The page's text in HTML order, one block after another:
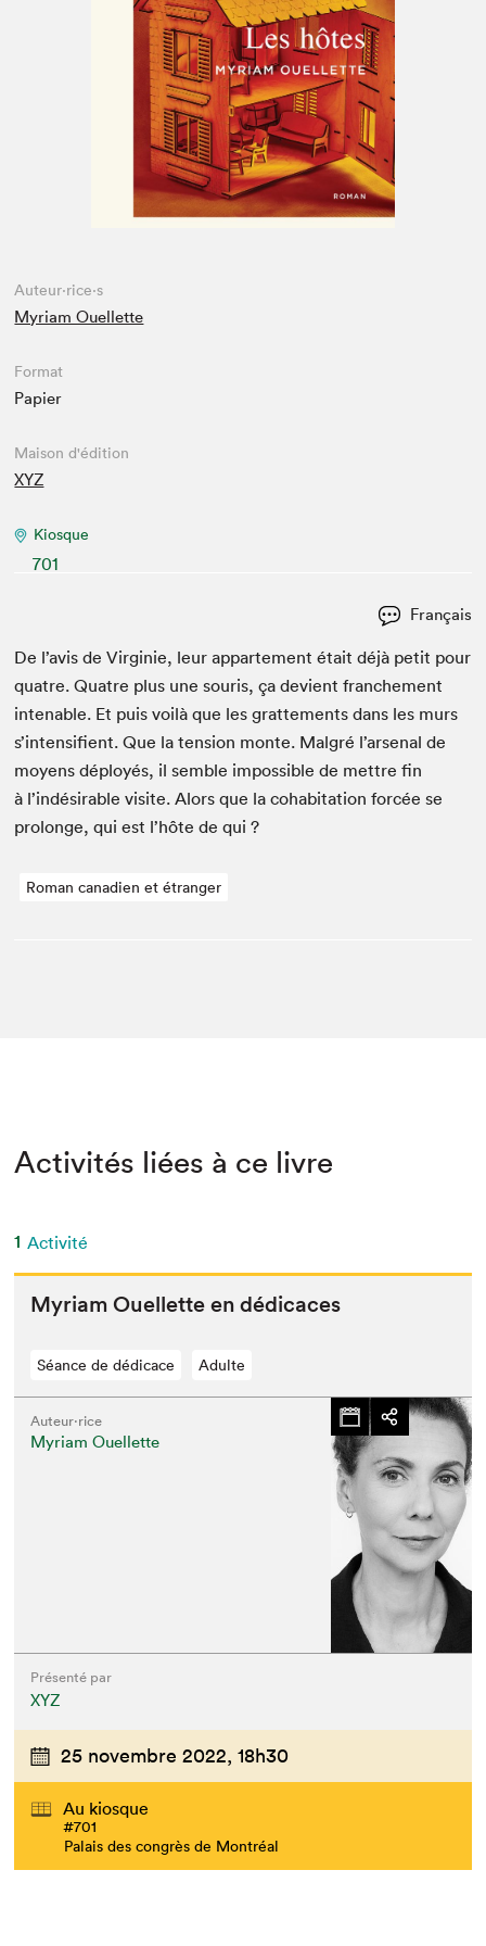
Espace enseignant·e·s
Auteur·rice·s
Myriam Ouellette
Format
Papier
Maison d'édition
XYZ
Kiosque
701
Français
De l’avis de Vir­ginie, leur apparte­ment était déjà petit pour
qua­tre. Qua­tre plus une souris, ça devient franche­ment
inten­able. Et puis voilà que les grat­te­ments dans les murs
s’intensifient. Que la ten­sion monte. Mal­gré l’arsenal de
moyens déployés, il sem­ble impos­si­ble de met­tre fin
à l’indésirable vis­ite. Alors que la cohab­i­ta­tion for­cée se
pro­longe, qui est l’hôte de qui ?
Roman canadien et étranger
Activités liées à ce livre
1 Activité
Myr­i­am Ouel­lette en dédicaces
Séance de dédicace Adulte
Auteur·rice
Myriam Ouellette
Présenté par
XYZ
25 novembre 2022, 18h30
Au kiosque
#701
Palais des congrès de Montréal